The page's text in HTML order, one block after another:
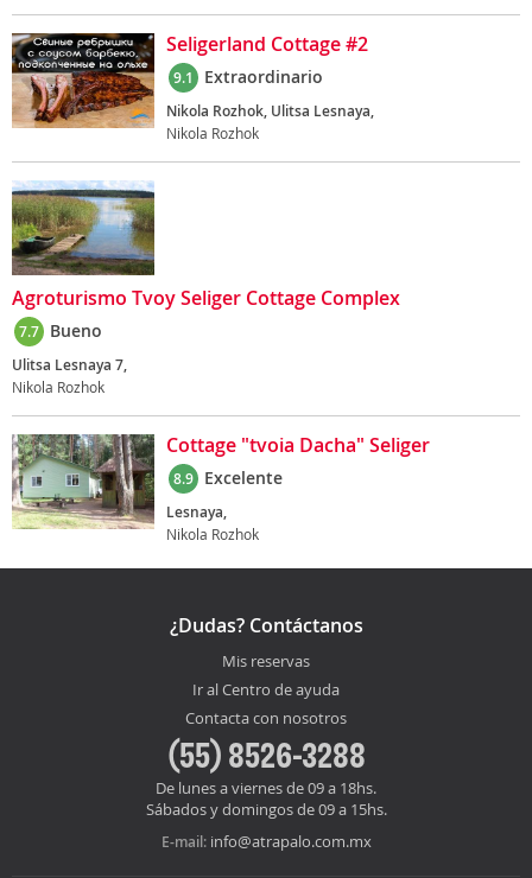
Seligerland Cottage #2
9.1 Extraordinario
Nikola Rozhok, Ulitsa Lesnaya,
Nikola Rozhok
Agroturismo Tvoy Seliger Cottage Complex
7.7 Bueno
Ulitsa Lesnaya 7,
Nikola Rozhok
Cottage "tvoia Dacha" Seliger
8.9 Excelente
Lesnaya,
Nikola Rozhok
¿Dudas? Contáctanos
Mis reservas
Ir al Centro de ayuda
Contacta con nosotros
(55) 8526-3288
De lunes a viernes de 09 a 18hs.
Sábados y domingos de 09 a 15hs.
E-mail: info@atrapalo.com.mx